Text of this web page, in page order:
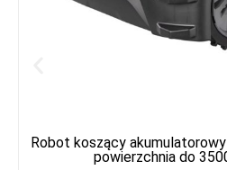
Robot koszący
powierzchnia do